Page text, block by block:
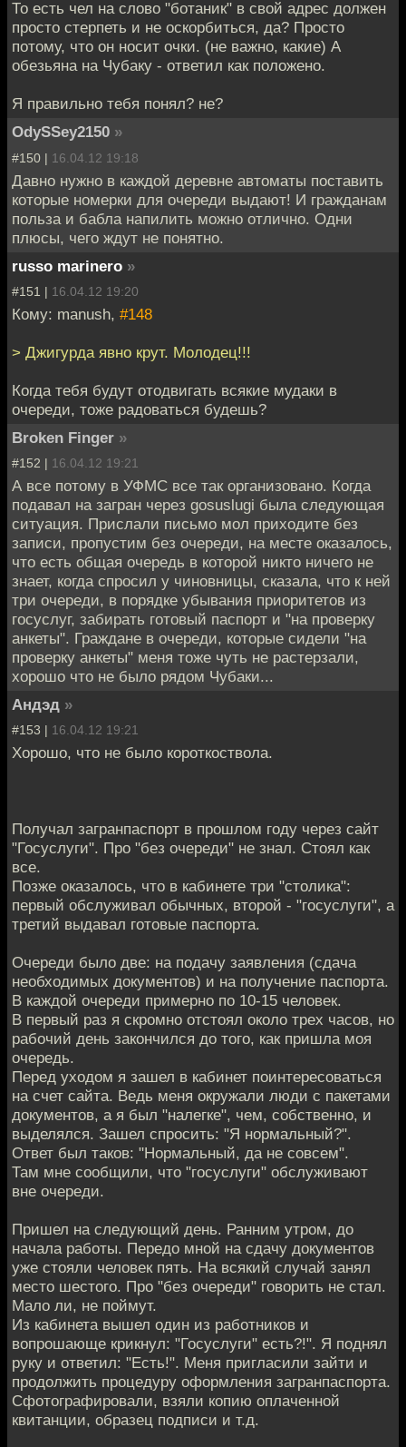
То есть чел на слово "ботаник" в свой адрес должен
просто стерпеть и не оскорбиться, да? Просто
потому, что он носит очки. (не важно, какие) А
обезьяна на Чубаку - ответил как положено.
Я правильно тебя понял? не?
OdySSey2150 »
#150 | 16.04.12 19:18
Давно нужно в каждой деревне автоматы поставить
которые номерки для очереди выдают! И гражданам
польза и бабла напилить можно отлично. Одни
плюсы, чего ждут не понятно.
russo marinero »
#151 | 16.04.12 19:20
Кому: manush, #148
> Джигурда явно крут. Молодец!!!
Когда тебя будут отодвигать всякие мудаки в
очереди, тоже радоваться будешь?
Broken Finger »
#152 | 16.04.12 19:21
А все потому в УФМС все так организовано. Когда
подавал на загран через gosuslugi была следующая
ситуация. Прислали письмо мол приходите без
записи, пропустим без очереди, на месте оказалось,
что есть общая очередь в которой никто ничего не
знает, когда спросил у чиновницы, сказала, что к ней
три очереди, в порядке убывания приоритетов из
госуслуг, забирать готовый паспорт и "на проверку
анкеты". Граждане в очереди, которые сидели "на
проверку анкеты" меня тоже чуть не растерзали,
хорошо что не было рядом Чубаки...
Андэд »
#153 | 16.04.12 19:21
Хорошо, что не было короткоствола.
Получал загранпаспорт в прошлом году через сайт
"Госуслуги". Про "без очереди" не знал. Стоял как
все.
Позже оказалось, что в кабинете три "столика":
первый обслуживал обычных, второй - "госуслуги", а
третий выдавал готовые паспорта.
Очереди было две: на подачу заявления (сдача
необходимых документов) и на получение паспорта.
В каждой очереди примерно по 10-15 человек.
В первый раз я скромно отстоял около трех часов, но
рабочий день закончился до того, как пришла моя
очередь.
Перед уходом я зашел в кабинет поинтересоваться
на счет сайта. Ведь меня окружали люди с пакетами
документов, а я был "налегке", чем, собственно, и
выделялся. Зашел спросить: "Я нормальный?".
Ответ был таков: "Нормальный, да не совсем".
Там мне сообщили, что "госуслуги" обслуживают
вне очереди.
Пришел на следующий день. Ранним утром, до
начала работы. Передо мной на сдачу документов
уже стояли человек пять. На всякий случай занял
место шестого. Про "без очереди" говорить не стал.
Мало ли, не поймут.
Из кабинета вышел один из работников и
вопрошающе крикнул: "Госуслуги" есть?!". Я поднял
руку и ответил: "Есть!". Меня пригласили зайти и
продолжить процедуру оформления загранпаспорта.
Сфотографировали, взяли копию оплаченной
квитанции, образец подписи и т.д.